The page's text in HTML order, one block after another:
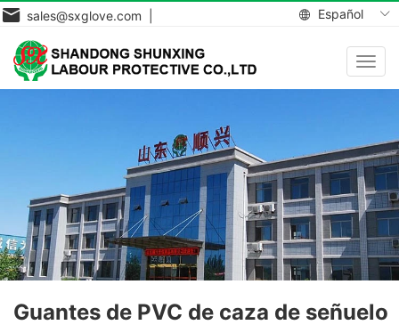
Español
sales@sxglove.com |
Guantes de PVC de caza de señuelo